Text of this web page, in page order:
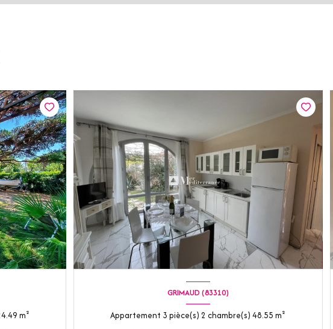
Appartement 2 pièce(s) 1 chambre(s) 24.49 m²
GRIMAUD (83310)
Appartement 3 pièce(s) 2 chambre(s) 48.55 m²